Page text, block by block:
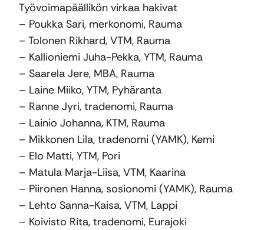
Työvoimapäällikön virkaa hakivat
– Poukka Sari, merkonomi, Rauma
– Tolonen Rikhard, VTM, Rauma
– Kallioniemi Juha-Pekka, YTM, Rauma
– Saarela Jere, MBA, Rauma
– Laine Miiko, YTM, Pyhäranta
– Ranne Jyri, tradenomi, Rauma
– Lainio Johanna, KTM, Rauma
– Mikkonen Lila, tradenomi (YAMK), Kemi
– Elo Matti, YTM, Pori
– Matula Marja-Liisa, VTM, Kaarina
– Piironen Hanna, sosionomi (YAMK), Rauma
– Lehto Sanna-Kaisa, VTM, Lappi
– Koivisto Rita, tradenomi, Eurajoki